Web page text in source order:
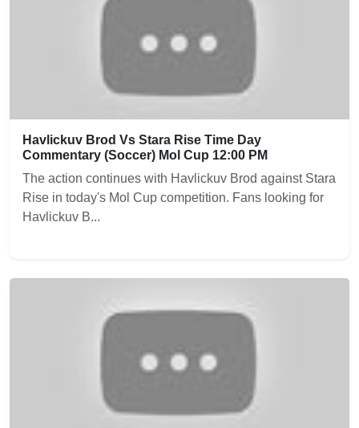
Havlickuv Brod Vs Stara Rise Time Day
Commentary (Soccer) Mol Cup 12:00 PM
The action continues with Havlickuv Brod against Stara
Rise in today's Mol Cup competition. Fans looking for
Havlickuv B...